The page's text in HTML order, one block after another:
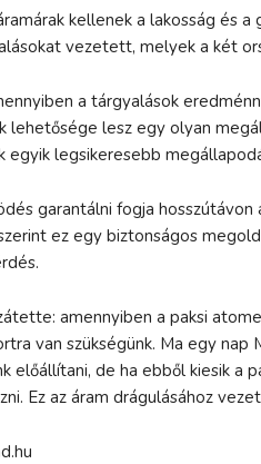
kellenek a lakosság és
vezetett, melyek a két
a tárgyalások
lehetősége lesz egy olyan
egyik legsikeresebb
garantálni fogja
ez egy biztonságos
amennyiben a paksi
van szükségünk. Ma egy
előállítani, de ha ebből kiesik a
Ez az áram drágulásához